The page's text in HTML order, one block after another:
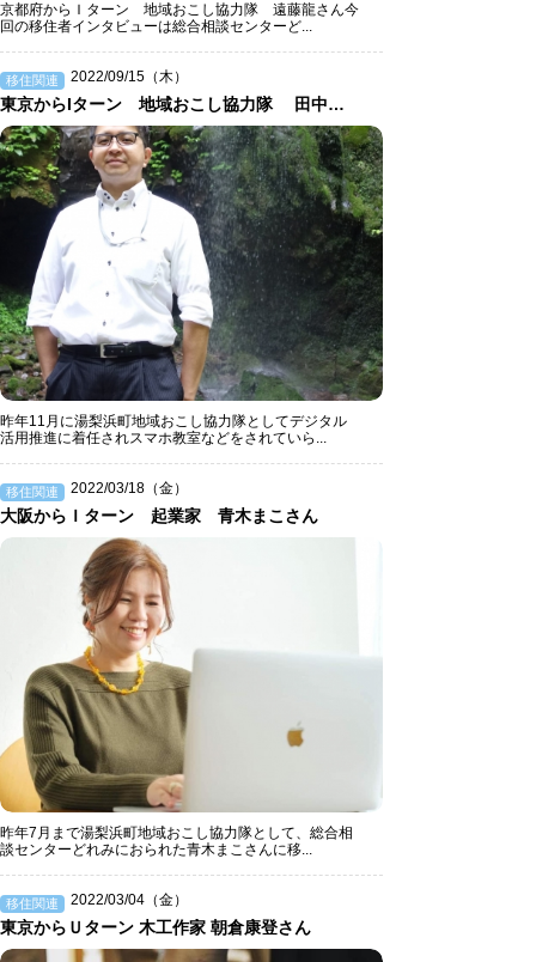
京都府からＩターン 地域おこし協力隊 遠藤龍さん今
回の移住者インタビューは総合相談センターど...
移住関連 2022/09/15（木）
東京からIターン 地域おこし協力隊 田中恭平さん
昨年11月に湯梨浜町地域おこし協力隊としてデジタル
活用推進に着任されスマホ教室などをされていら...
移住関連 2022/03/18（金）
大阪からＩターン 起業家 青木まこさん
昨年7月まで湯梨浜町地域おこし協力隊として、総合相
談センターどれみにおられた青木まこさんに移...
移住関連 2022/03/04（金）
東京からＵターン 木工作家 朝倉康登さん